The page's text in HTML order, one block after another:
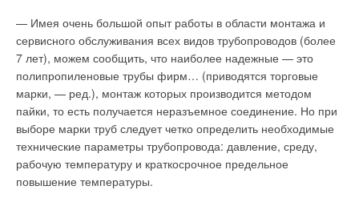
— Имея очень большой опыт работы в области монтажа и
сервисного обслуживания всех видов трубопроводов (более
7 лет), можем сообщить, что наиболее надежные — это
полипропиленовые трубы фирм… (приводятся торговые
марки, — ред.), монтаж которых производится методом
пайки, то есть получается неразъемное соединение. Но при
выборе марки труб следует четко определить необходимые
технические параметры трубопровода: давление, среду,
рабочую температуру и краткосрочное предельное
повышение температуры.
используется, например, для замены оборудования;
возможность моделирования пользователем типов
трубопроводов и изоляции;
размерный текст: легко задается стиль, возможность
растянуть/повернуть текст, масштабирование,
автоматическое обновление;
возможность использования базовых команд AutoCAD:
удалить, копировать, копировать через буфер обмена и
т.д.;
возможность произвольно задавать и редактировать
названия слоев;
черчение поперечного разреза непосредственно с